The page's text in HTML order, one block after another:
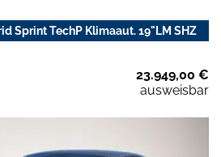
Sprint TechP Klimaaut. 19"LM SHZ
23.949,00 €
ausweisbar